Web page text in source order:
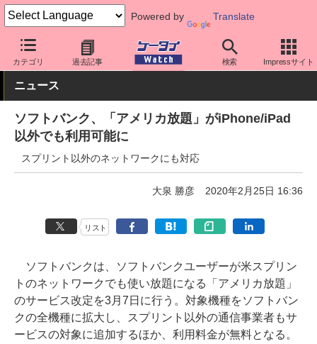
Powered by Translate
カテゴリ 過去記事 検索 Impressサイト
ケータイ Watch キャリア ソフトバンク 料金プラン・割引
ニュース
ソフトバンク、「アメリカ放題」がiPhone/iPad
以外でも利用可能に
スプリント以外のネットワークにも対応
大泉 勝彦 2020年2月25日 16:36
リスト
ソフトバンクは、ソフトバンクユーザーが米スプリン
トのネットワークでも使い放題になる「アメリカ放題」
のサービス改定を3月7日に行う。対象機種をソフトバン
クの全機種に拡大し、スプリント以外の通信事業者もサ
ービスの対象に追加するほか、利用料金が無料となる。